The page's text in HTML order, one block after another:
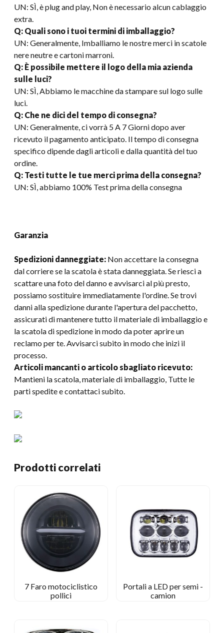
UN: SÌ, è plug and play, Non è necessario alcun cablaggio
extra.
Q: Quali sono i tuoi termini di imballaggio?
UN: Generalmente, Imballiamo le nostre merci in scatole
nere neutre e cartoni marroni.
Q: È possibile mettere il logo della mia azienda
sulle luci?
UN: SÌ, Abbiamo le macchine da stampare sul logo sulle
luci.
Q: Che ne dici del tempo di consegna?
UN: Generalmente, ci vorrà 5 A 7 Giorni dopo aver
ricevuto il pagamento anticipato. Il tempo di consegna
specifico dipende dagli articoli e dalla quantità del tuo
ordine.
Q: Testi tutte le tue merci prima della consegna?
UN: SÌ, abbiamo 100% Test prima della consegna
Garanzia
Spedizioni danneggiate: Non accettare la consegna
dal corriere se la scatola è stata danneggiata. Se riesci a
scattare una foto del danno e avvisarci al più presto,
possiamo sostituire immediatamente l'ordine. Se trovi
danni alla spedizione durante l'apertura del pacchetto,
assicurati di mantenere tutto il materiale di imballaggio e
la scatola di spedizione in modo da poter aprire un
reclamo per te. Avvisarci subito in modo che inizi il
processo.
Articoli mancanti o articolo sbagliato ricevuto:
Mantieni la scatola, materiale di imballaggio, Tutte le
parti spedite e contattaci subito.
Prodotti correlati
7 Faro motociclistico
pollici
Portali a LED per semi -
camion